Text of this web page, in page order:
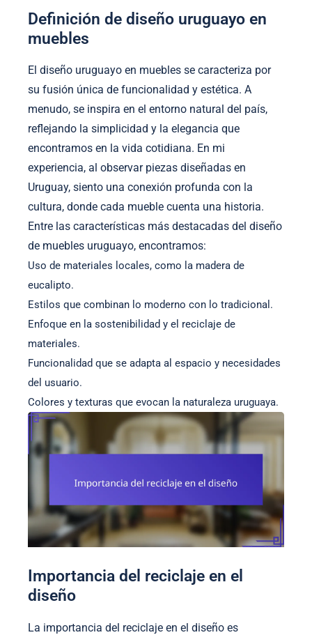
Definición de diseño uruguayo en
muebles
El diseño uruguayo en muebles se caracteriza por
su fusión única de funcionalidad y estética. A
menudo, se inspira en el entorno natural del país,
reflejando la simplicidad y la elegancia que
encontramos en la vida cotidiana. En mi
experiencia, al observar piezas diseñadas en
Uruguay, siento una conexión profunda con la
cultura, donde cada mueble cuenta una historia.
Entre las características más destacadas del diseño
de muebles uruguayo, encontramos:
Uso de materiales locales, como la madera de
eucalipto.
Estilos que combinan lo moderno con lo tradicional.
Enfoque en la sostenibilidad y el reciclaje de
materiales.
Funcionalidad que se adapta al espacio y necesidades
del usuario.
Colores y texturas que evocan la naturaleza uruguaya.
Importancia del reciclaje en el
diseño
La importancia del reciclaje en el diseño es